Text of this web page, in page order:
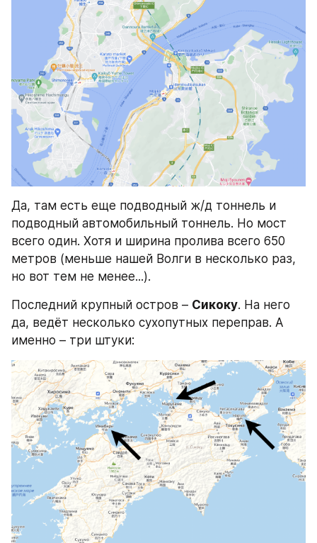
Да, там есть еще подводный ж/д тоннель и
подводный автомобильный тоннель. Но мост
всего один. Хотя и ширина пролива всего 650
метров (меньше нашей Волги в несколько раз,
но вот тем не менее...).
Последний крупный остров – Сикоку. На него
да, ведёт несколько сухопутных переправ. А
именно – три штуки: